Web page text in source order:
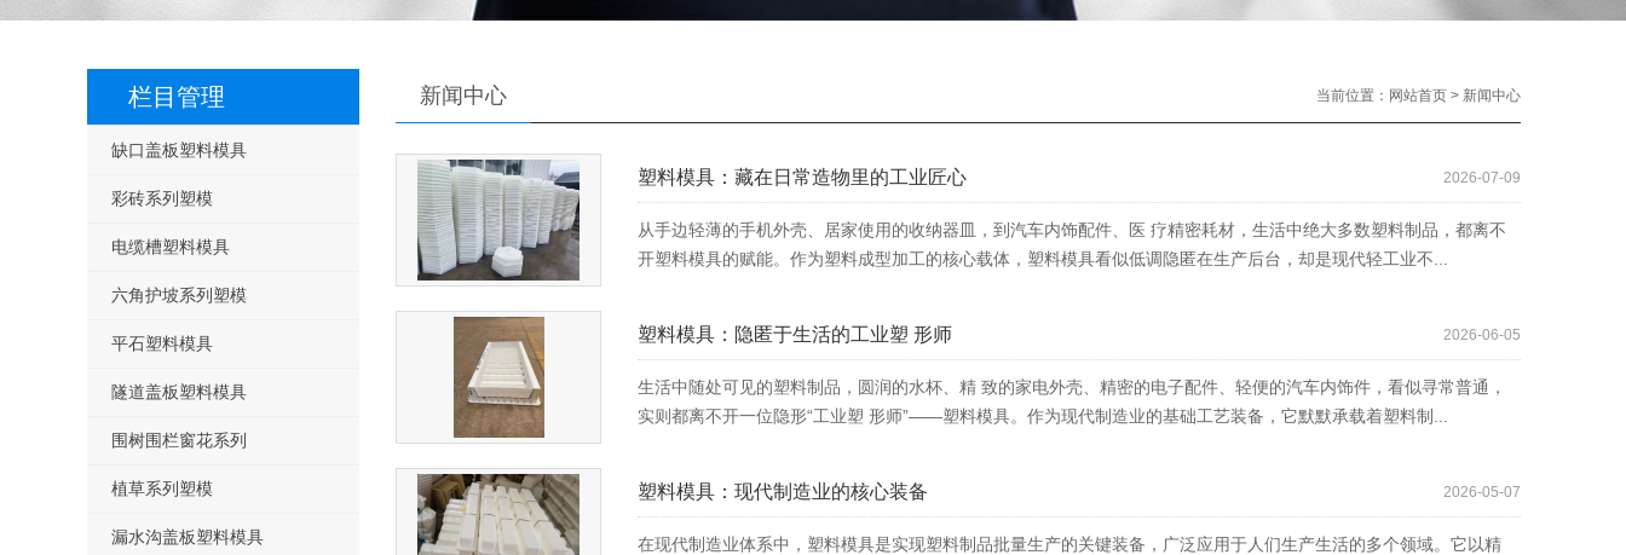
当前位置： 网站首页 > 新闻中心
新闻中心
2026-07-09
塑料模具：藏在日常造物里的工业匠心
从手边轻薄的手机外壳、居家使用的收纳器皿，到汽车内饰配件、医 疗精密耗材，生活中绝大多数塑料制品，都离不
开塑料模具的赋能。作为塑料成型加工的核心载体，塑料模具看似低调隐匿在生产后台，却是现代轻工业不...
2026-06-05
塑料模具：隐匿于生活的工业塑 形师
生活中随处可见的塑料制品，圆润的水杯、精 致的家电外壳、精密的电子配件、轻便的汽车内饰件，看似寻常普通，
实则都离不开一位隐形“工业塑 形师”——塑料模具。作为现代制造业的基础工艺装备，它默默承载着塑料制...
2026-05-07
塑料模具：现代制造业的核心装备
在现代制造业体系中，塑料模具是实现塑料制品批量生产的关键装备，广泛应用于人们生产生活的多个领域。它以精
栏目管理
缺口盖板塑料模具
彩砖系列塑模
电缆槽塑料模具
六角护坡系列塑模
平石塑料模具
隧道盖板塑料模具
围树围栏窗花系列
植草系列塑模
漏水沟盖板塑料模具